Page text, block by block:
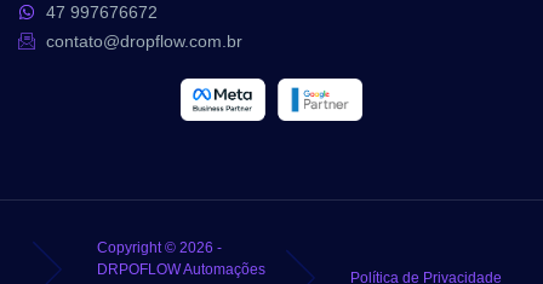
47 997676672
contato@dropflow.com.br
Copyright © 2026 -
DRPOFLOW Automações
Política de Privacidade